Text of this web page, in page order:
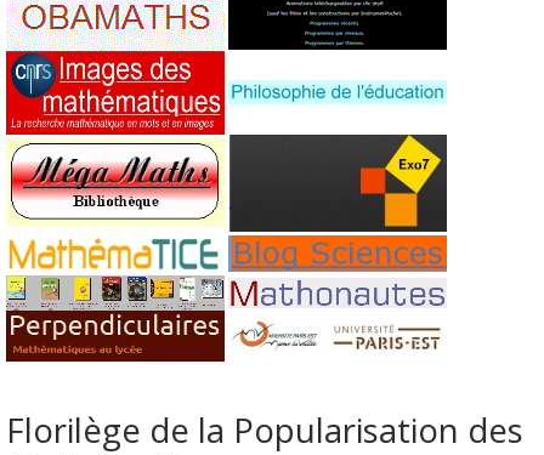
Florilège de la Popularisation des